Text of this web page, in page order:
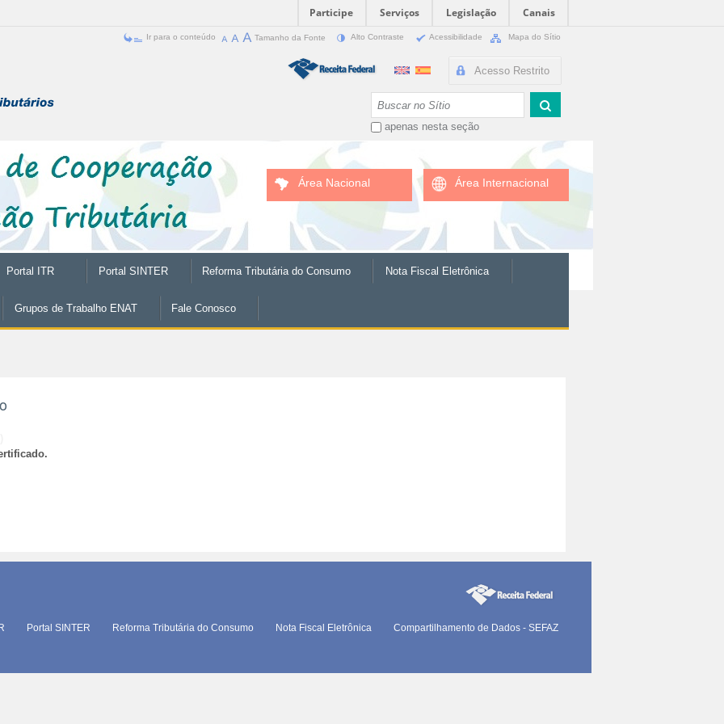
Participe Serviços Legislação
Canais
Ir para o conteúdo Tamanho da Fonte Alto Contraste Acessibilidade Mapa do Sítio
Acesso Restrito
apenas nesta seção
Área Nacional Área Internacional
Portal ITR Portal SINTER Reforma Tributária do Consumo Nota Fiscal Eletrônica
Grupos de Trabalho ENAT Fale Conosco
Portal SINTER Reforma Tributária do Consumo Nota Fiscal Eletrônica
Compartilhamento de Dados - SEFAZ